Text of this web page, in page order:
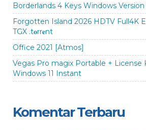
Borderlands 4 Keys Windows Version
Forgotten Island 2026 HDTV Full4K
TGX .t𝐨rr𝐞nt
Office 2021 [Atmos]
Vegas Pro magix Portable + License
Windows 11 Instant
Komentar Terbaru